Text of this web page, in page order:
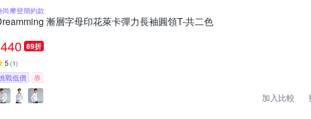
尚摩登簡約款
漸層字母印花萊卡彈力長袖圓領T-共二色
440 89折
5 (1)
戰低價 券
加入比較